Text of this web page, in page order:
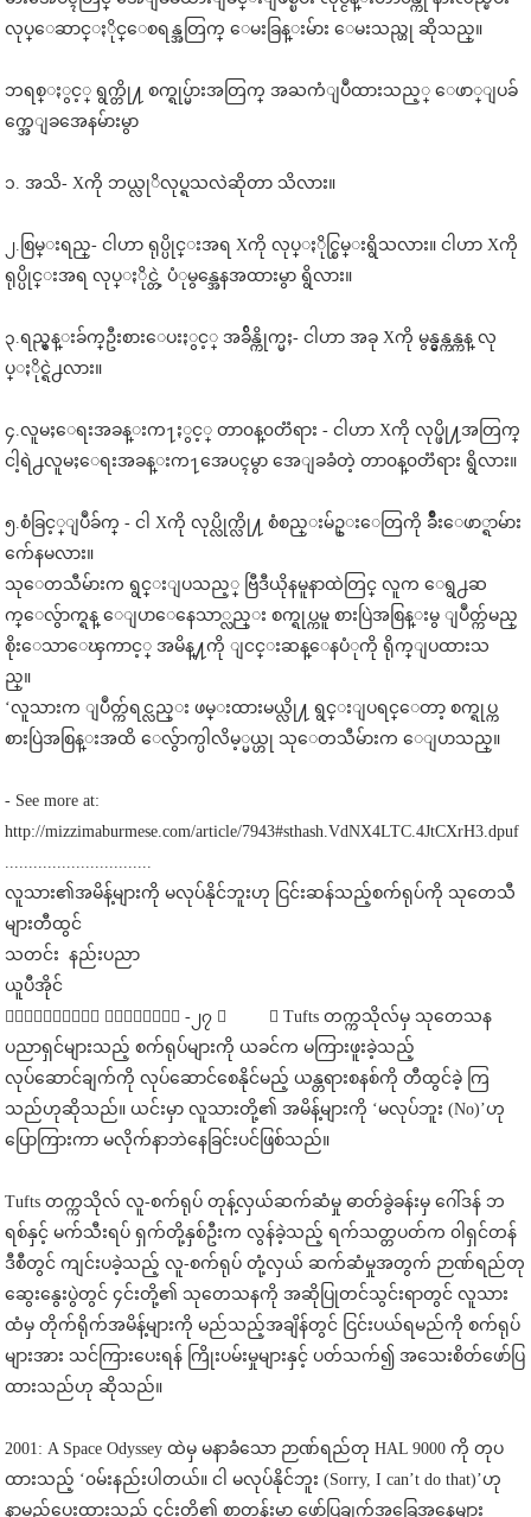
လုပ္ေဆာင္ႏိုင္ေစရန္အတြက္ ေမးခြန္းမ်ား ေမးသည္ဟု ဆိုသည္။
ဘရစ္ႏွင့္ ရွက္တို႔ စက္ရုပ္မ်ားအတြက္ အႀကံျပဳထားသည့္ ေဖာ္ျပခ်
က္အေျခအေနမ်ားမွာ
၁. အသိ- Xကို ဘယ္လုိလုပ္ရသလဲဆိုတာ သိလား။
၂.စြမ္းရည္- ငါဟာ ရုပ္ပိုင္းအရ Xကို လုပ္ႏိုင္စြမ္းရွိသလား။ ငါဟာ Xကို
ရုပ္ပိုင္းအရ လုပ္ႏိုင္တဲ့ ပံုမွန္အေနအထားမွာ ရွိလား။
၃.ရည္မွန္းခ်က္ဦးစားေပးႏွင့္ အခ်ိန္ကိုက္မႈ- ငါဟာ အခု Xကို မွန္မွန္ကန္ကန္ လု
ပ္ႏိုင္ရဲ႕လား။
၄.လူမႈေရးအခန္းက႑ႏွင့္ တာ၀န္၀တၱရား - ငါဟာ Xကို လုပ္ဖို႔အတြက္
ငါ့ရဲ႕လူမႈေရးအခန္းက႑အေပၚမွာ အေျခခံတဲ့ တာ၀န္၀တၱရား ရွိလား။
၅.စံခြင့္ျပဳခ်က္ - ငါ Xကို လုပ္လိုက္လို႔ စံစည္းမ်ဥ္းေတြကို ခ်ဳိးေဖာ္ရာမ်ား
က်ေနမလား။
သုေတသီမ်ားက ရွင္းျပသည့္ ဗြီဒီယိုနမူနာထဲတြင္ လူက ေရွ႕ဆ
က္ေလွ်ာက္ရန္ ေျပာေနေသာ္လည္း စက္ရုပ္ကမူ စားပြဲအစြန္းမွ ျပဳတ္က်မည္
စိုးေသာေၾကာင့္ အမိန္႔ကို ျငင္းဆန္ေနပံုကို ရိုက္ျပထားသ
ည္။
‘လူသားက ျပဳတ္က်ရင္လည္း ဖမ္းထားမယ္လို႔ ရွင္းျပရင္ေတာ့ စက္ရုပ္က
စားပြဲအစြန္းအထိ ေလွ်ာက္ပါလိမ့္မယ္ဟု သုေတသီမ်ားက ေျပာသည္။
- See more at:
http://mizzimaburmese.com/article/7943#sthash.VdNX4LTC.4JtCXrH3.dpuf
...............................
လူသား၏အမိန့်များကို မလုပ်နိုင်ဘူးဟု ငြင်းဆန်သည့်စက်ရုပ်ကို သုတေသီ
များတီထွင်
သတင်း နည်းပညာ
ယူပီအိုင်
၀ါရှင်တန်၊ နိုဝင်ဘာ -၂၇ ။ ။ Tufts တက္ကသိုလ်မှ သုတေသန
ပညာရှင်များသည့် စက်ရုပ်များကို ယခင်က မကြားဖူးခဲ့သည့်
လုပ်ဆောင်ချက်ကို လုပ်ဆောင်စေနိုင်မည့် ယန္တရားစနစ်ကို တီထွင်ခဲ့ ကြ
သည်ဟုဆိုသည်။ ယင်းမှာ လူသားတို့၏ အမိန့်များကို ‘မလုပ်ဘူး (No)’ဟု
ပြောကြားကာ မလိုက်နာဘဲနေခြင်းပင်ဖြစ်သည်။
Tufts တက္ကသိုလ် လူ-စက်ရုပ် တုန့်လှယ်ဆက်ဆံမှု ဓာတ်ခွဲခန်းမှ ဂေါ်ဒန် ဘ
ရစ်နှင့် မက်သီးရပ် ရှက်တို့နှစ်ဦးက လွန်ခဲ့သည့် ရက်သတ္တပတ်က ၀ါရှင်တန်
ဒီစီတွင် ကျင်းပခဲ့သည့် လူ-စက်ရုပ် တုံ့လှယ် ဆက်ဆံမှုအတွက် ဉာဏ်ရည်တု
ဆွေးနွေးပွဲတွင် ၄င်းတို့၏ သုတေသနကို အဆိုပြုတင်သွင်းရာတွင် လူသား
ထံမှ တိုက်ရိုက်အမိန့်များကို မည်သည့်အချိန်တွင် ငြင်းပယ်ရမည်ကို စက်ရုပ်
များအား သင်ကြားပေးရန် ကြိုးပမ်းမှုများနှင့် ပတ်သက်၍ အသေးစိတ်ဖော်ပြ
ထားသည်ဟု ဆိုသည်။
2001: A Space Odyssey ထဲမှ မနာခံသော ဉာဏ်ရည်တု HAL 9000 ကို တုပ
ထားသည့် ‘၀မ်းနည်းပါတယ်။ ငါ မလုပ်နိုင်ဘူး (Sorry, I can’t do that)’ဟု
နာမည်ပေးထားသည့် ၄င်းတို့၏ စာတန်းမှာ ဖော်ပြချက်အခြေအနေများ